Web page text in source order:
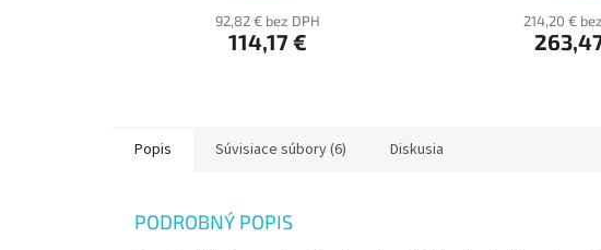
92,82 € bez DPH
114,17 €
214,20 €
Popis Súvisiace súbory (6) Diskusia
PODROBNÝ POPIS